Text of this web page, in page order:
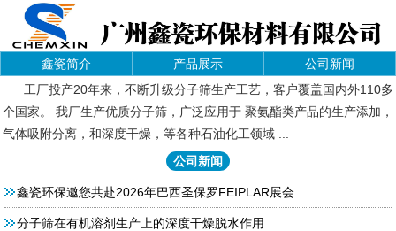
鑫瓷简介 产品展示
公司新闻
工厂投产20年来，不断升级分子筛生产工艺，客户覆盖国内外110多
个国家。 我厂生产优质分子筛，广泛应用于 聚氨酯类产品的生产添加，
气体吸附分离，和深度干燥，等各种石油化工领域 ...
公司新闻
鑫瓷环保邀您共赴2026年巴西圣保罗FEIPLAR展会
分子筛在有机溶剂生产上的深度干燥脱水作用